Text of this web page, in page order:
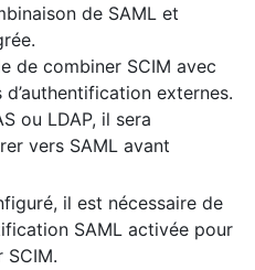
de SAML et
de combiner SCIM avec
d’authentification externes.
ou LDAP, il sera
vers SAML avant
il est nécessaire de
SAML activée pour
SCIM.